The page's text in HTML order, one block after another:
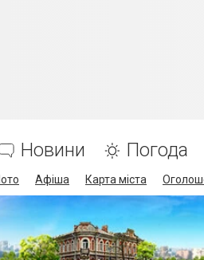
Новини Погода
Афіша Карта міста